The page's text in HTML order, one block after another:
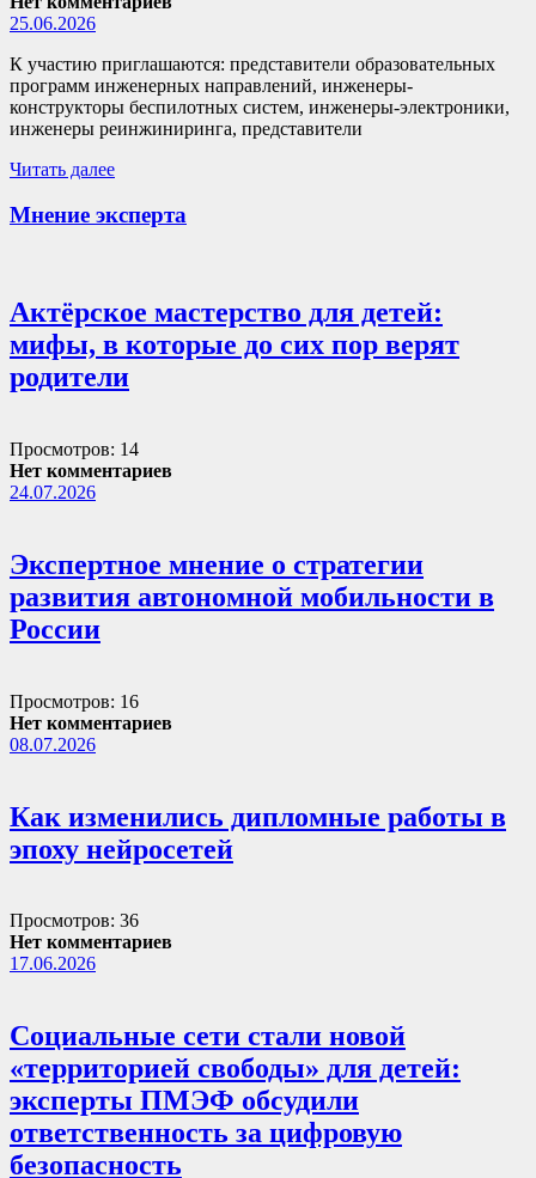
25.06.2026
К участию приглашаются: представители образовательных
программ инженерных направлений, инженеры-
конструкторы беспилотных систем, инженеры-электроники,
инженеры реинжиниринга, представители
Читать далее
Мнение эксперта
Актёрское мастерство для детей:
мифы, в которые до сих пор верят
родители
Просмотров: 14
Нет комментариев
24.07.2026
Экспертное мнение о стратегии
развития автономной мобильности в
России
Просмотров: 16
Нет комментариев
08.07.2026
Как изменились дипломные работы в
эпоху нейросетей
Просмотров: 36
Нет комментариев
17.06.2026
Социальные сети стали новой
«территорией свободы» для детей:
эксперты ПМЭФ обсудили
ответственность за цифровую
безопасность